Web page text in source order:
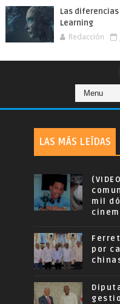
Las
Learning
Redacción
LAS MÁS LEÍDAS
mil
por